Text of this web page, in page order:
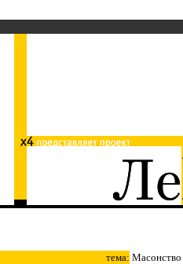
тема: Масонство